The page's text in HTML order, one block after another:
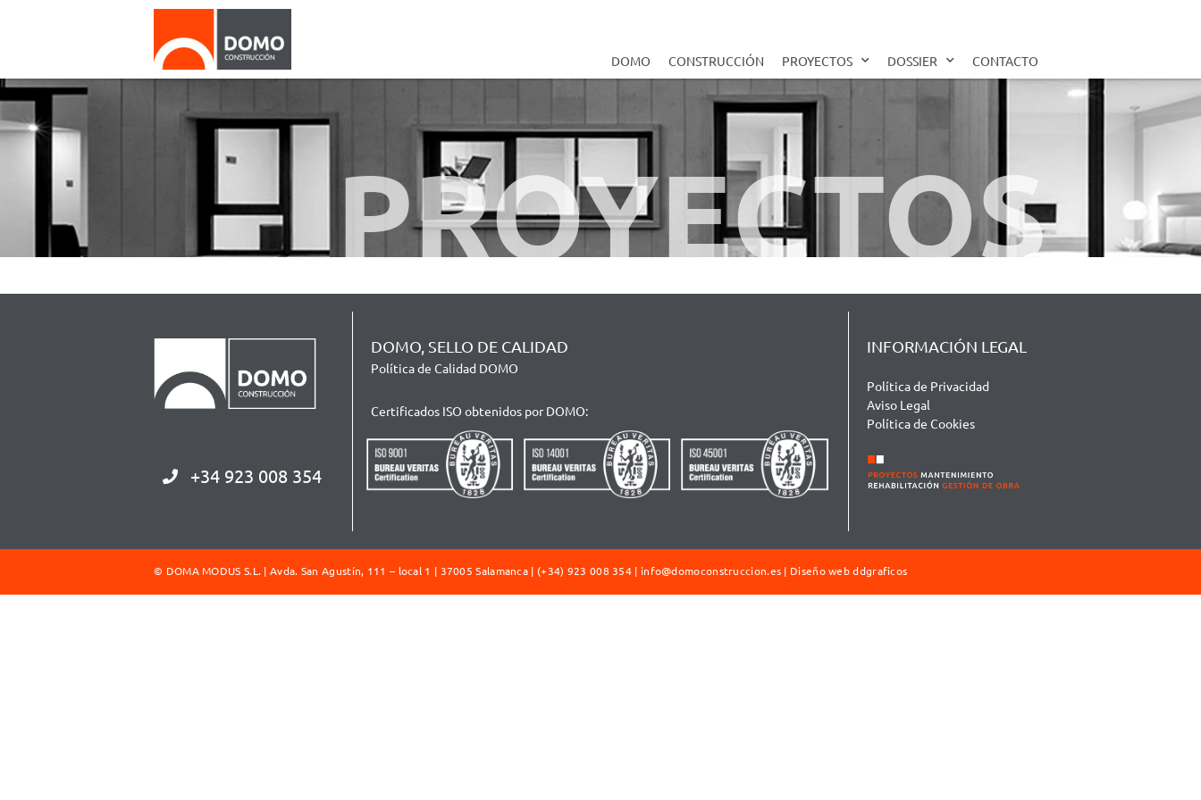
DOMO CONSTRUCCIÓN PROYECTOS DOSSIER CONTACTO
PROYECTOS
+34 923 008 354
DOMO, SELLO DE CALIDAD
Política de Calidad DOMO
Certificados ISO obtenidos por DOMO:
INFORMACIÓN LEGAL
Política de Privacidad
Aviso Legal
Política de Cookies
© DOMA MODUS S.L. | Avda. San Agustín, 111 – local 1 | 37005 Salamanca | (+34) 923 008 354 | info@domoconstruccion.es | Diseño webddgraficos